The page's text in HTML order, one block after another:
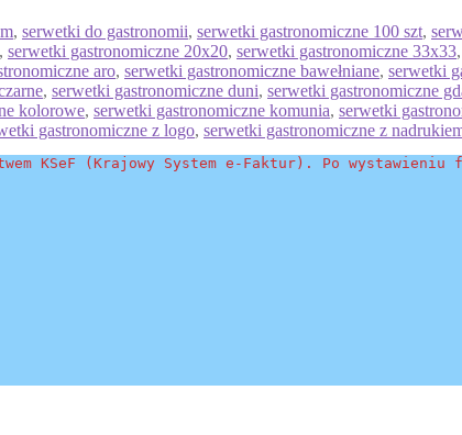
, serwetki do gastronomii, serwetki gastronomiczne 100 szt,
, serwetki gastronomiczne 20x20, serwetki gastronomiczne 33x33,
aro, serwetki gastronomiczne bawełniane, serwetki
, serwetki gastronomiczne duni, serwetki gastronomiczne
kolorowe, serwetki gastronomiczne komunia, serwetki
gastronomiczne z logo, serwetki gastronomiczne z
KSeF (Krajowy System e-Faktur). Po